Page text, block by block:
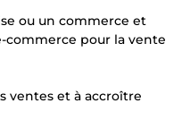
ou un commerce et
commerce pour la vente
ventes et à accroître